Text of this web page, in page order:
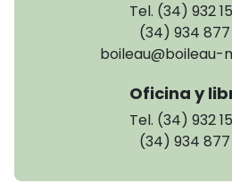
Tel. (34) 932
(34) 934
boileau@boileau-
Oficina y
Tel. (34) 932
(34) 934